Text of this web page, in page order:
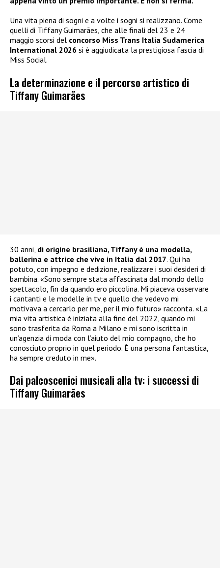
Una vita piena di sogni e a volte i sogni si realizzano. Come
quelli di Tiffany Guimarães, che alle finali del 23 e 24
maggio scorsi del concorso Miss Trans Italia Sudamerica
International 2026 si è aggiudicata la prestigiosa fascia di
Miss Social.
La determinazione e il percorso artistico di
Tiffany Guimarães
30 anni, di origine brasiliana, Tiffany è una modella,
ballerina e attrice che vive in Italia dal 2017. Qui ha
potuto, con impegno e dedizione, realizzare i suoi desideri di
bambina. «Sono sempre stata affascinata dal mondo dello
spettacolo, fin da quando ero piccolina. Mi piaceva osservare
i cantanti e le modelle in tv e quello che vedevo mi
motivava a cercarlo per me, per il mio futuro» racconta. «La
mia vita artistica è iniziata alla fine del 2022, quando mi
sono trasferita da Roma a Milano e mi sono iscritta in
un’agenzia di moda con l’aiuto del mio compagno, che ho
conosciuto proprio in quel periodo. È una persona fantastica,
ha sempre creduto in me».
Dai palcoscenici musicali alla tv: i successi di
Tiffany Guimarães